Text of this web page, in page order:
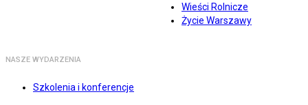
Wieści Rolnicze
Życie Warszawy
NASZE WYDARZENIA
Szkolenia i konferencje